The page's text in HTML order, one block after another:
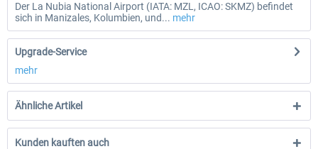
Der La Nubia National Airport (IATA: MZL, ICAO: SKMZ) befindet
sich in Manizales, Kolumbien, und... mehr
Upgrade-Service
mehr
Ähnliche Artikel
Kunden kauften auch